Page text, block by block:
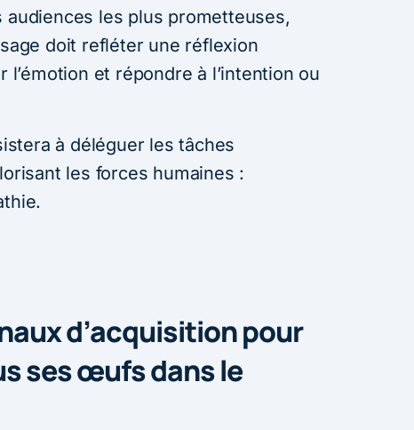
audiences les plus prometteuses,
doit refléter une réflexion
l’émotion et répondre à l’intention ou
à déléguer les tâches
les forces humaines :
d’acquisition pour
ses œufs dans le